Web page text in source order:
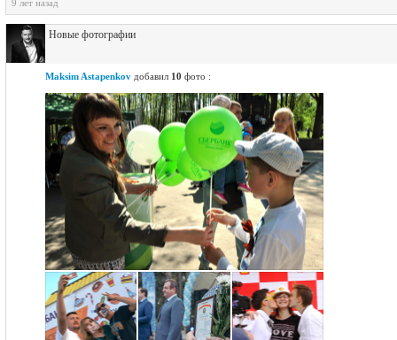
9 лет назад
Новые фотографии
Maksim Astapenkov добавил 10 фото :